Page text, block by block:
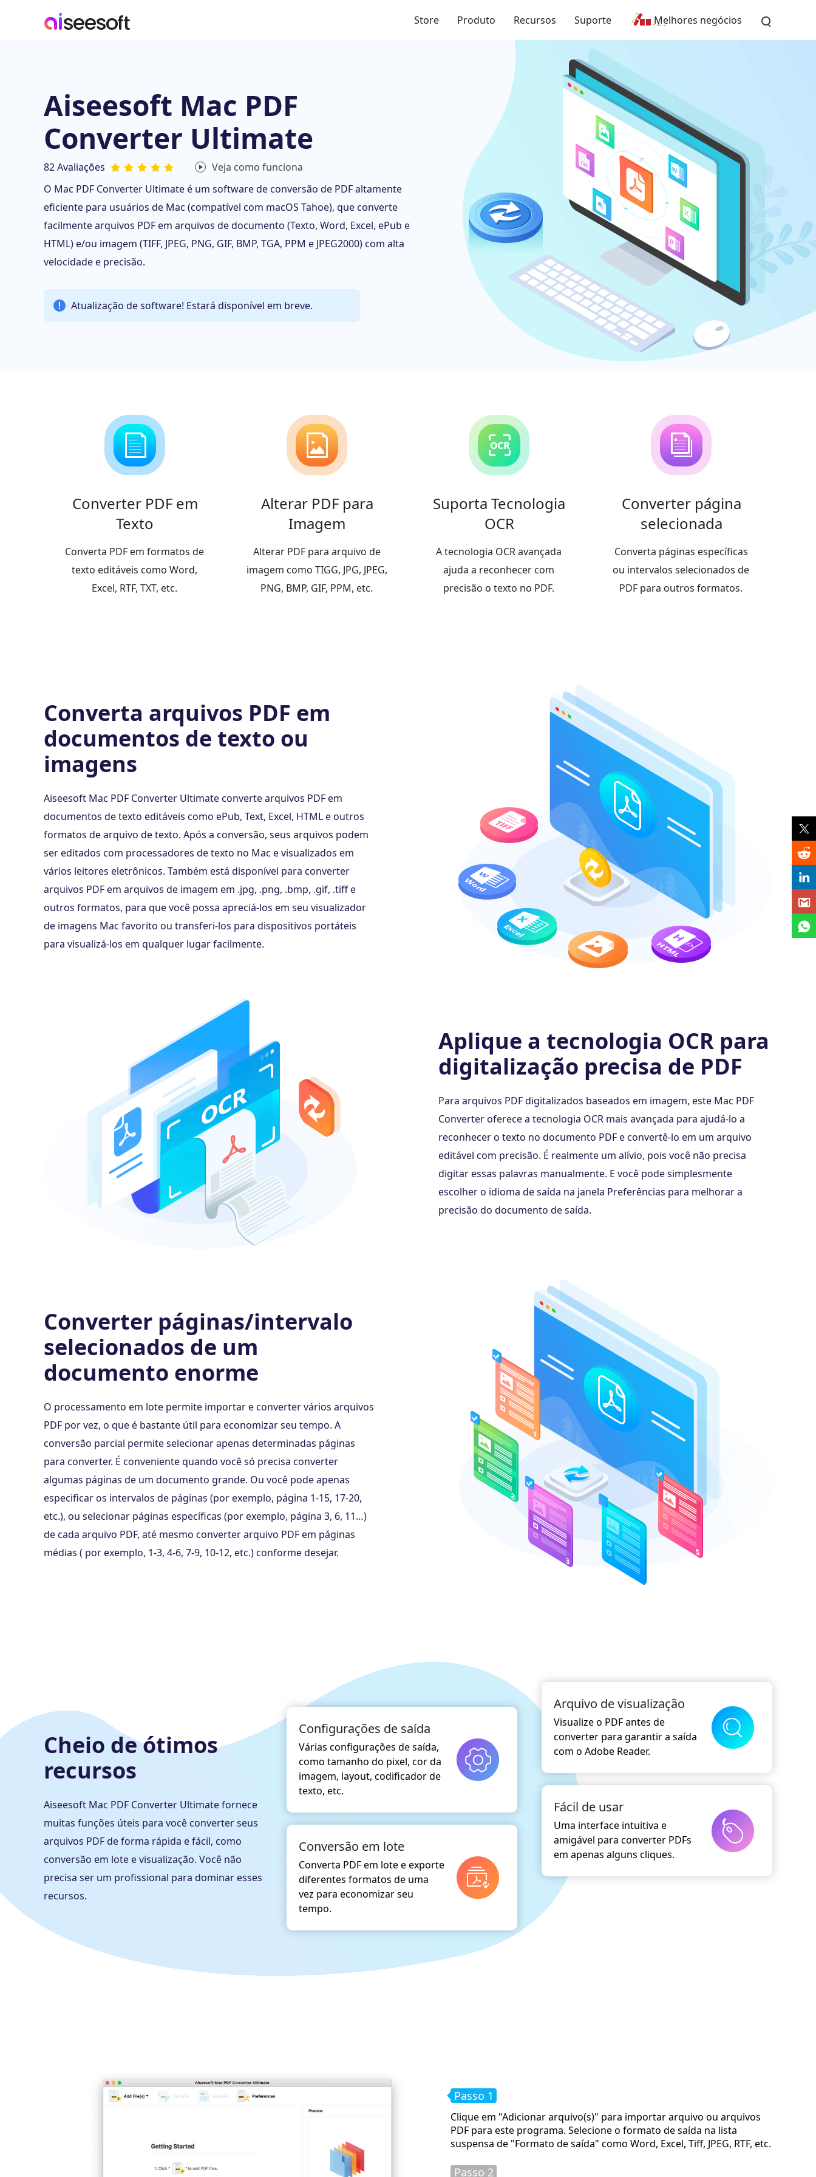
Store Produto Recursos Suporte Melhores negócios
Aiseesoft Mac PDF
Converter Ultimate
82 Avaliações
Veja como funciona
O Mac PDF Converter Ultimate é um software de conversão de PDF altamente
eficiente para usuários de Mac (compatível com macOS Tahoe), que converte
facilmente arquivos PDF em arquivos de documento (Texto, Word, Excel, ePub e
HTML) e/ou imagem (TIFF, JPEG, PNG, GIF, BMP, TGA, PPM e JPEG2000) com alta
velocidade e precisão.
Atualização de software! Estará disponível em breve.
Converter PDF em
Texto
Converta PDF em formatos de
texto editáveis ​​como Word,
Excel, RTF, TXT, etc.
Alterar PDF para
Imagem
Alterar PDF para arquivo de
imagem como TIGG, JPG, JPEG,
PNG, BMP, GIF, PPM, etc.
Suporta Tecnologia
OCR
A tecnologia OCR avançada
ajuda a reconhecer com
precisão o texto no PDF.
Converter página
selecionada
Converta páginas específicas
ou intervalos selecionados de
PDF para outros formatos.
Converta arquivos PDF em
documentos de texto ou
imagens
Aiseesoft Mac PDF Converter Ultimate converte arquivos PDF em
documentos de texto editáveis ​​como ePub, Text, Excel, HTML e outros
formatos de arquivo de texto. Após a conversão, seus arquivos podem
ser editados com processadores de texto no Mac e visualizados em
vários leitores eletrônicos. Também está disponível para converter
arquivos PDF em arquivos de imagem em .jpg, .png, .bmp, .gif, .tiff e
outros formatos, para que você possa apreciá-los em seu visualizador
de imagens Mac favorito ou transferi-los para dispositivos portáteis
para visualizá-los em qualquer lugar facilmente.
Aplique a tecnologia OCR para
digitalização precisa de PDF
Para arquivos PDF digitalizados baseados em imagem, este Mac PDF
Converter oferece a tecnologia OCR mais avançada para ajudá-lo a
reconhecer o texto no documento PDF e convertê-lo em um arquivo
editável com precisão. É realmente um alívio, pois você não precisa
digitar essas palavras manualmente. E você pode simplesmente
escolher o idioma de saída na janela Preferências para melhorar a
precisão do documento de saída.
Converter páginas/intervalo
selecionados de um
documento enorme
O processamento em lote permite importar e converter vários arquivos
PDF por vez, o que é bastante útil para economizar seu tempo. A
conversão parcial permite selecionar apenas determinadas páginas
para converter. É conveniente quando você só precisa converter
algumas páginas de um documento grande. Ou você pode apenas
especificar os intervalos de páginas (por exemplo, página 1-15, 17-20,
etc.), ou selecionar páginas específicas (por exemplo, página 3, 6, 11…)
de cada arquivo PDF, até mesmo converter arquivo PDF em páginas
médias ( por exemplo, 1-3, 4-6, 7-9, 10-12, etc.) conforme desejar.
Cheio de ótimos
recursos
Aiseesoft Mac PDF Converter Ultimate fornece
muitas funções úteis para você converter seus
arquivos PDF de forma rápida e fácil, como
conversão em lote e visualização. Você não
precisa ser um profissional para dominar esses
recursos.
Configurações de saída
Várias configurações de saída,
como tamanho do pixel, cor da
imagem, layout, codificador de
texto, etc.
Conversão em lote
Converta PDF em lote e exporte
diferentes formatos de uma
vez para economizar seu
tempo.
Arquivo de visualização
Visualize o PDF antes de
converter para garantir a saída
com o Adobe Reader.
Fácil de usar
Uma interface intuitiva e
amigável para converter PDFs
em apenas alguns cliques.
Passo 1
Clique em "Adicionar arquivo(s)" para importar arquivo ou arquivos
PDF para este programa. Selecione o formato de saída na lista
suspensa de "Formato de saída" como Word, Excel, Tiff, JPEG, RTF, etc.
Passo 2